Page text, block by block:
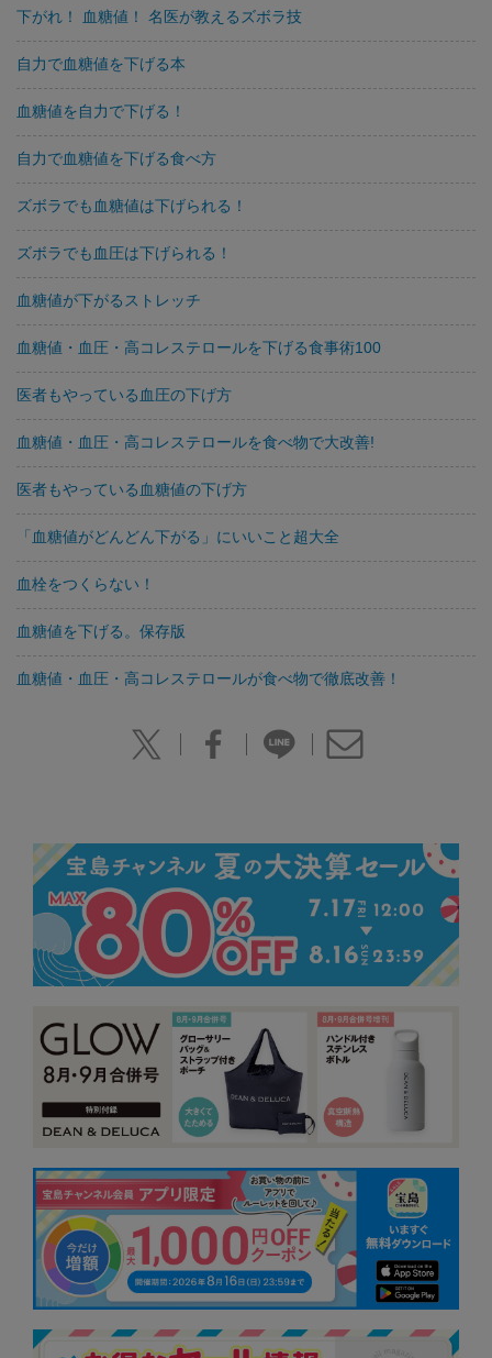
下がれ！ 血糖値！ 名医が教えるズボラ技
自力で血糖値を下げる本
血糖値を自力で下げる！
自力で血糖値を下げる食べ方
ズボラでも血糖値は下げられる！
ズボラでも血圧は下げられる！
血糖値が下がるストレッチ
血糖値・血圧・高コレステロールを下げる食事術100
医者もやっている血圧の下げ方
血糖値・血圧・高コレステロールを食べ物で大改善!
医者もやっている血糖値の下げ方
「血糖値がどんどん下がる」にいいこと超大全
血栓をつくらない！
血糖値を下げる。保存版
血糖値・血圧・高コレステロールが食べ物で徹底改善！